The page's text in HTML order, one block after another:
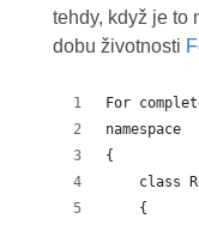
tehdy, když je to
dobu životnosti
For
namespace
{
class
    {